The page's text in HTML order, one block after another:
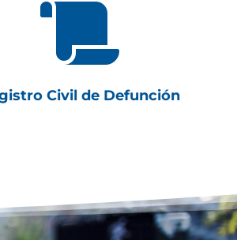

Civil de Defunción